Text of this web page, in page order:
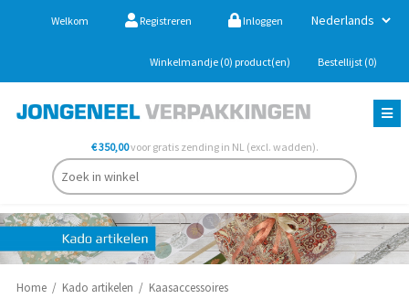
Welkom Registreren Inloggen
Winkelmandje (0) product(en) Bestellijst (0)
€ 350,00voor gratis zending in NL (excl. wadden).
Home / Kado artikelen / Kaasaccessoires